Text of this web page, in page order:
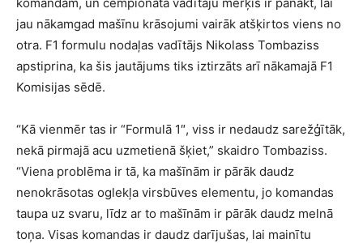
jau nākamgad mašīnu krāsojumi vairāk atšķirtos viens no
otra. F1 formulu nodaļas vadītājs Nikolass Tombaziss
apstiprina, ka šis jautājums tiks iztirzāts arī nākamajā F1
Komisijas sēdē.
“Kā vienmēr tas ir “Formulā 1″, viss ir nedaudz sarežģītāk,
nekā pirmajā acu uzmetienā šķiet,” skaidro Tombaziss.
“Viena problēma ir tā, ka mašīnām ir pārāk daudz
nenokrāsotas oglekļa virsbūves elementu, jo komandas
taupa uz svaru, līdz ar to mašīnām ir pārāk daudz melnā
toņa. Visas komandas ir daudz darījušas, lai mainītu